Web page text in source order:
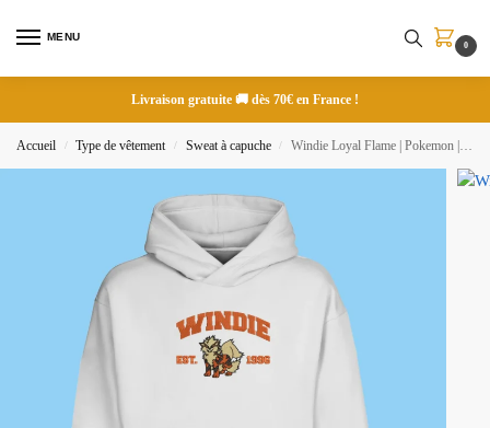
MENU
0
Livraison gratuite 🚚 dès 70€ en France !
Accueil / Type de vêtement / Sweat à capuche / Windie Loyal Flame | Pokemon | Sweat à capuche brodé